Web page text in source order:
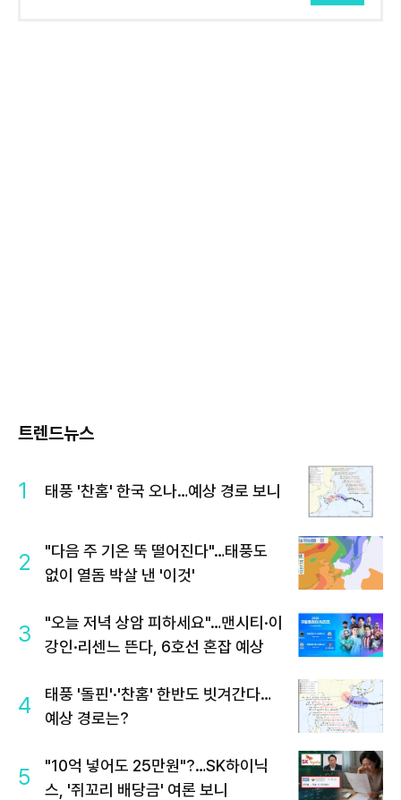
트렌드뉴스
1 태풍 '찬홈' 한국 오나…예상 경로 보니
2
"다음 주 기온 뚝 떨어진다"…태풍도
없이 열돔 박살 낸 '이것'
3
"오늘 저녁 상암 피하세요"…맨시티·이
강인·리센느 뜬다, 6호선 혼잡 예상
4
태풍 '돌핀'·'찬홈' 한반도 빗겨간다…
예상 경로는?
5
"10억 넣어도 25만원"?…SK하이닉
스, '쥐꼬리 배당금' 여론 보니